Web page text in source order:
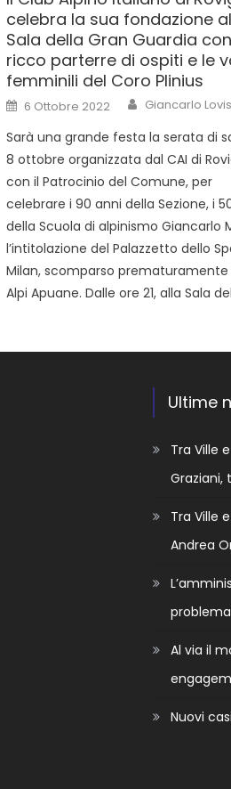
celebra la sua fondazione
Sala della Gran Guardia
ricco parterre di ospiti e le
femminili del Coro Plinius
6 Ottobre 2022 Giancarlo
Sarà una grande festa la serata di
8 ottobre organizzata dal CAI di
con il Patrocinio del Comune, per
celebrare i 90 anni della Sezione, i
della Scuola di alpinismo Giancarlo
l’intitolazione del Palazzetto dello
Milan, scomparso prematuramente
Alpi Apuane. Dalle ore 21, alla Sala
Ultime
Tra Ville
Graziani,
Tra Ville
Andrea
Al via il
Nuovi